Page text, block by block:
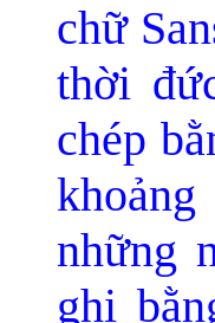
chữ
thời
chép
những
ghi